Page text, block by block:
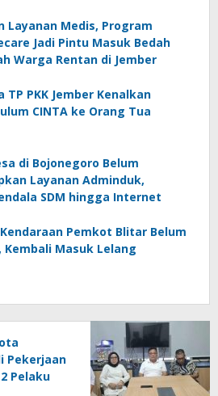
Layanan Medis, Program
Jadi Pintu Masuk Bedah
Warga Rentan di Jember
TP PKK Jember Kenalkan
CINTA ke Orang Tua
di Bojonegoro Belum
Layanan Adminduk,
SDM hingga Internet
Pemkot Blitar Belum
Kembali Masuk Lelang
Pekerjaan
Pelaku